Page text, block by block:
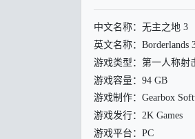
中文名称：无主之地 3
英文名称：Borderlands
游戏类型：第一人称射
游戏容量：94 GB
游戏制作：Gearbox
游戏发行：2K Games
游戏平台：PC